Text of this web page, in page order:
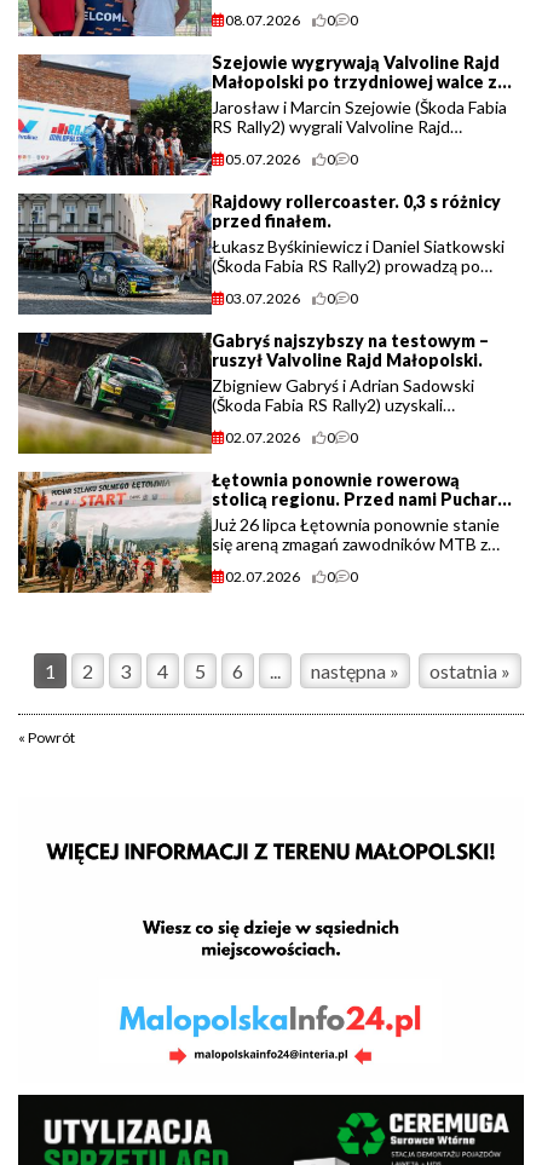
reprezentująca UKS Jasień Sucha
Polski 4. miejsce w finale sztafety (...)
08.07.2026 0 0
Szejowie wygrywają Valvoline Rajd
Małopolski po trzydniowej walce z
Byśkiniewiczem i Siatkowskim.
Jarosław i Marcin Szejowie (Škoda Fabia
RS Rally2) wygrali Valvoline Rajd
Rajdowych Samochodowych
do FIA European (...)
05.07.2026 0 0
Rajdowy rollercoaster. 0,3 s różnicy
przed finałem.
Łukasz Byśkiniewicz i Daniel Siatkowski
(Škoda Fabia RS Rally2) prowadzą po
Małopolski – trzeciej rundy sezonu KIQ
Mistrzostw Polski (...)
03.07.2026 0 0
Gabryś najszybszy na testowym –
ruszył Valvoline Rajd Małopolski.
Zbigniew Gabryś i Adrian Sadowski
(Škoda Fabia RS Rally2) uzyskali
poprzedzającym Valvoline Rajd
Rajdowych Samochodowych (...)
02.07.2026 0 0
Łętownia ponownie rowerową
stolicą regionu. Przed nami Puchar
Szlaku Solnego 2026.
Już 26 lipca Łętownia ponownie stanie
się areną zmagań zawodników MTB z
Pucharu Szlaku Solnego 2026.
02.07.2026 0 0
1 2 3 4 5 6 ... następna » ostatnia »
« Powrót